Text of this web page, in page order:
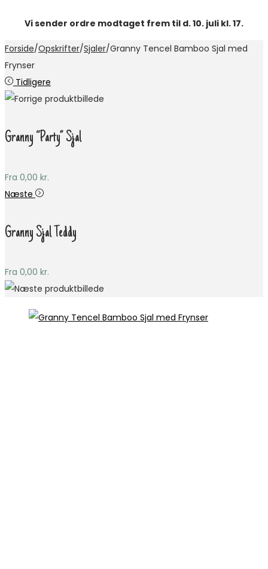
Vi sender ordre modtaget frem til d. 10. juli kl. 17.
Forside/Opskrifter/Sjaler/Granny Tencel Bamboo Sjal med
Frynser
Tidligere
Granny “Party” Sjal
Fra 0,00 kr.
Næste
Granny Sjal Teddy
Fra 0,00 kr.